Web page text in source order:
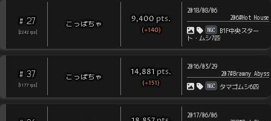
# 27
2242 rps
こっぱちゃ 9,400 pts.
(+140)
2018/08/06
206#Hot House
NGC
B1F中央スター
ト・ムシ7匹
# 37
1177 rps
こっぱちゃ 14,881 pts.
(+151)
2016/03/29
207#Brawny Abyss
NGC タマゴムシ6匹
2017/06/06